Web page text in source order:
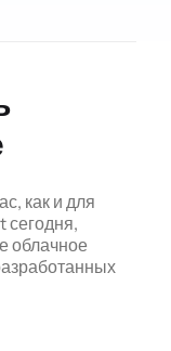
как и для
сегодня,
облачное